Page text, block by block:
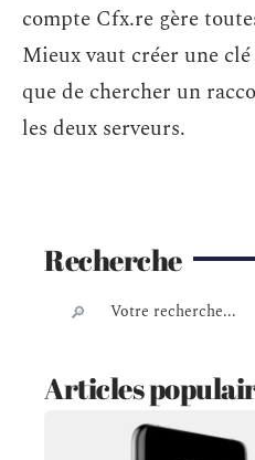
compte Cfx.re gère
Mieux vaut créer une
que de chercher un
les deux serveurs.
Recherche
Articles